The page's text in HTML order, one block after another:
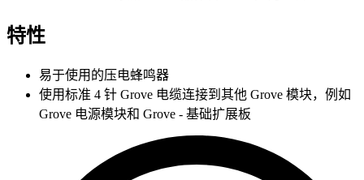
特性
易于使用的压电蜂鸣器
使用标准 4 针 Grove 电缆连接到其他 Grove 模块，例如
Grove 电源模块和 Grove - 基础扩展板